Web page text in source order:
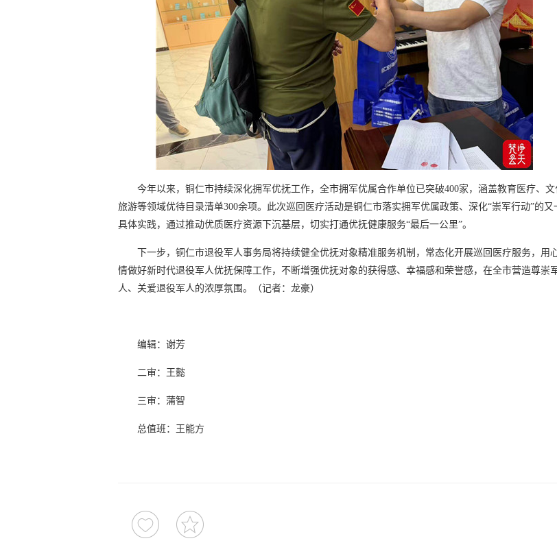
今年以来，铜仁市持续深化拥军优抚工作，全市拥军优属合作单位已突破400家，涵盖教育医疗、文
旅游等领域优待目录清单300余项。此次巡回医疗活动是铜仁市落实拥军优属政策、深化“崇军行动”的又
具体实践，通过推动优质医疗资源下沉基层，切实打通优抚健康服务“最后一公里”。
下一步，铜仁市退役军人事务局将持续健全优抚对象精准服务机制，常态化开展巡回医疗服务，用
情做好新时代退役军人优抚保障工作，不断增强优抚对象的获得感、幸福感和荣誉感，在全市营造尊崇
人、关爱退役军人的浓厚氛围。（记者：龙豪）
编辑：谢芳
二审：王懿
三审：蒲智
总值班：王能方